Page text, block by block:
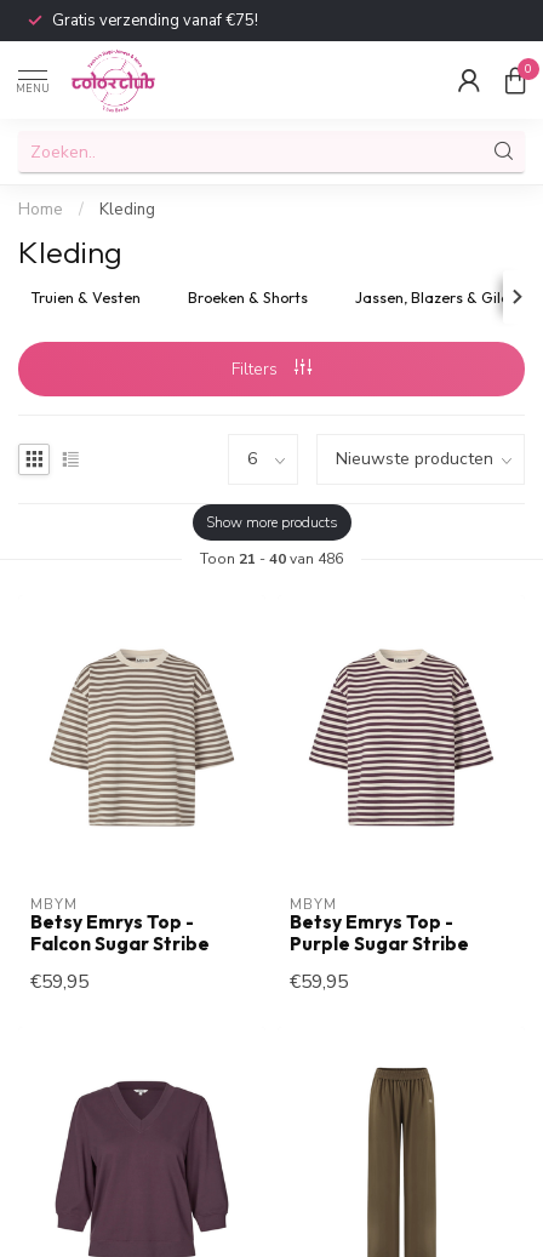
Gratis verzending vanaf €75!
MENU
0
Home / Kleding
Kleding
Truien & Vesten Broeken & Shorts Jassen, Blazers & Gilets
Filters
Show more products
Toon 21 -40van 486
MBYM
Betsy Emrys Top -
Falcon Sugar Stribe
€59,95
MBYM
Betsy Emrys Top -
Purple Sugar Stribe
€59,95